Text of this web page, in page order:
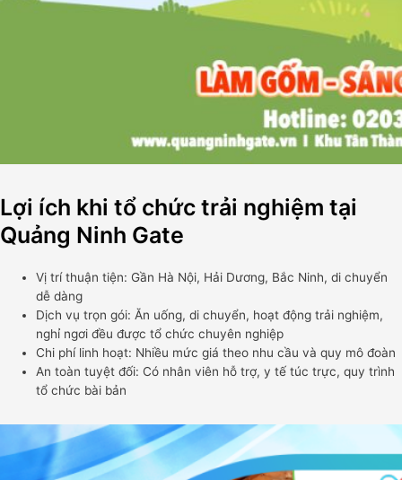
Lợi ích khi tổ chức trải nghiệm tại
Quảng Ninh Gate
Vị trí thuận tiện: Gần Hà Nội, Hải Dương, Bắc Ninh, di chuyển
dễ dàng
Dịch vụ trọn gói: Ăn uống, di chuyển, hoạt động trải nghiệm,
nghỉ ngơi đều được tổ chức chuyên nghiệp
Chi phí linh hoạt: Nhiều mức giá theo nhu cầu và quy mô đoàn
An toàn tuyệt đối: Có nhân viên hỗ trợ, y tế túc trực, quy trình
tổ chức bài bản